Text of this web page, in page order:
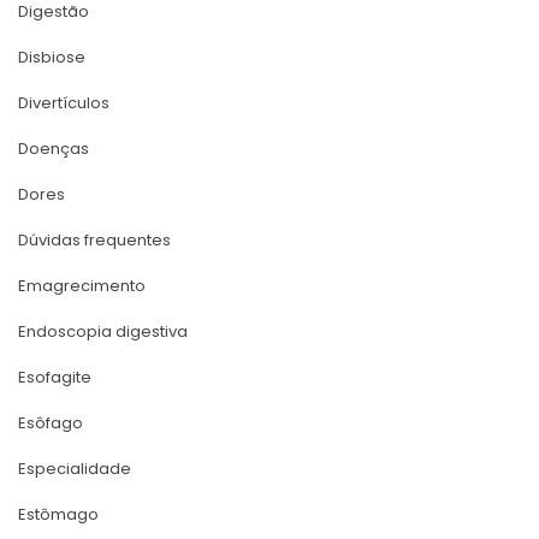
Digestão
Disbiose
Divertículo
Doença
Dore
Dúvidas frequente
Emagrecimento
Endoscopia digestiva
Esofagite
Esôfago
Especialidade
Estômago